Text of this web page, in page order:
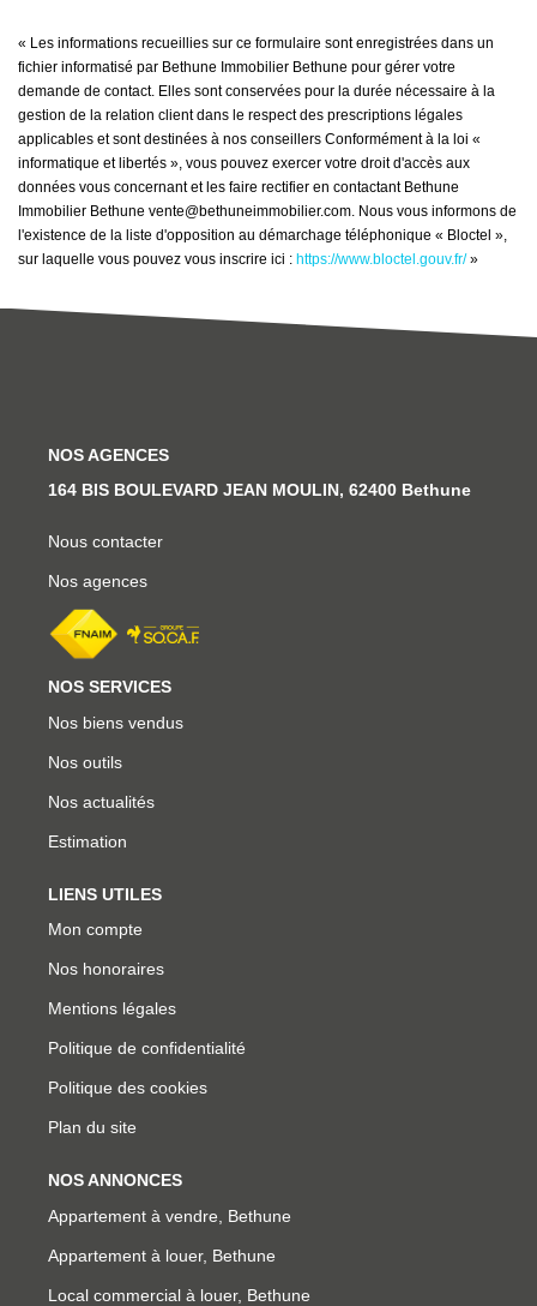
« Les informations recueillies sur ce formulaire sont enregistrées dans un
fichier informatisé par Bethune Immobilier Bethune pour gérer votre
demande de contact. Elles sont conservées pour la durée nécessaire à la
gestion de la relation client dans le respect des prescriptions légales
applicables et sont destinées à nos conseillers Conformément à la loi «
informatique et libertés », vous pouvez exercer votre droit d'accès aux
données vous concernant et les faire rectifier en contactant Bethune
Immobilier Bethune vente@bethuneimmobilier.com. Nous vous informons de
l'existence de la liste d'opposition au démarchage téléphonique « Bloctel »,
sur laquelle vous pouvez vous inscrire ici : https://www.bloctel.gouv.fr/»
NOS AGENCES
164 BIS BOULEVARD JEAN MOULIN, 62400 Bethune
Nous contacter
Nos agences
NOS SERVICES
Nos biens vendus
Nos outils
Nos actualités
Estimation
LIENS UTILES
Mon compte
Nos honoraires
Mentions légales
Politique de confidentialité
Politique des cookies
Plan du site
NOS ANNONCES
Appartement à vendre, Bethune
Appartement à louer, Bethune
Local commercial à louer, Bethune